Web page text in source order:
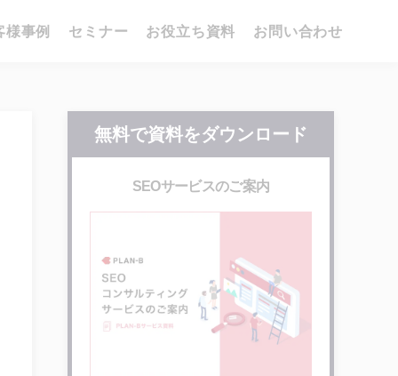
様事例 セミナー お役立ち資料 お問い合わせ
無料で資料をダウンロード
SEOサービスのご案内